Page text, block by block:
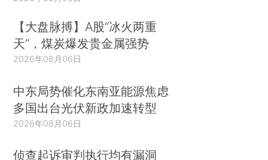
【大盘脉搏】A股“冰火两重
天”，煤炭爆发贵金属强势
2026年08月06日
中东局势催化东南亚能源焦虑
多国出台光伏新政加速转型
2026年08月06日
侦查起诉审判执行均有漏洞